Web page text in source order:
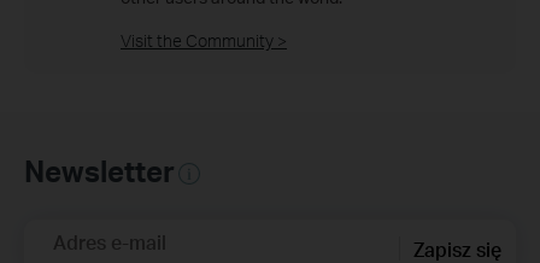
Visit the Community >
Newsletter
Adres e-mail Zapisz się